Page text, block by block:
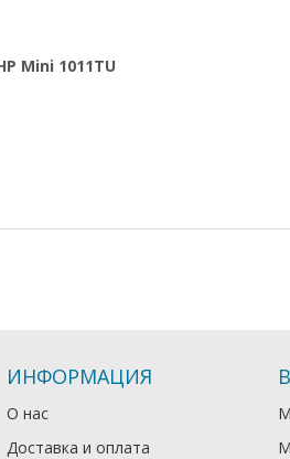
Mini 1011TU
ИНФОРМАЦИЯ
О нас
Доставка и оплата